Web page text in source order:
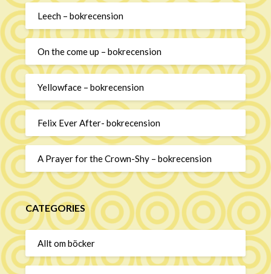
Leech – bokrecension
On the come up – bokrecension
Yellowface – bokrecension
Felix Ever After- bokrecension
A Prayer for the Crown-Shy – bokrecension
CATEGORIES
Allt om böcker